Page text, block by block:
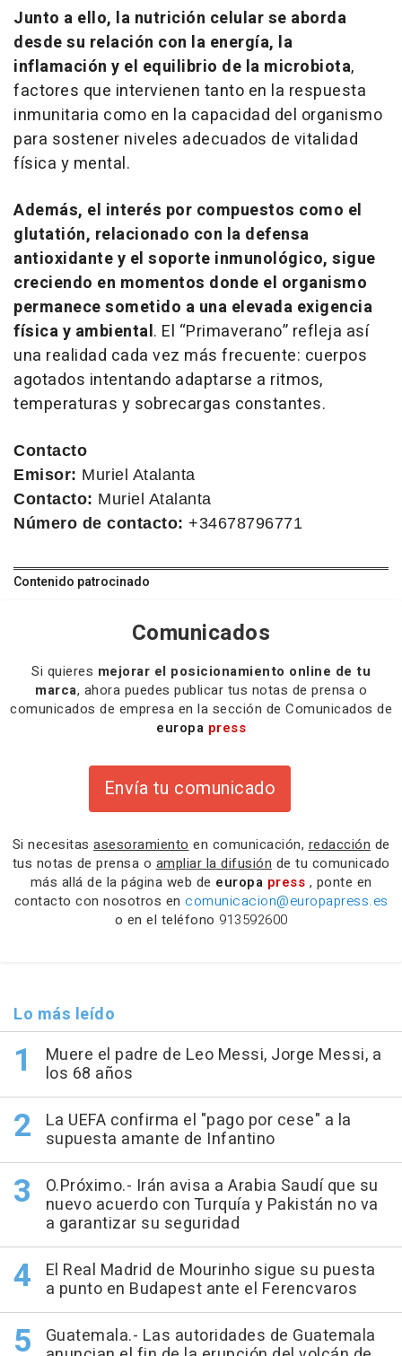
Junto a ello, la nutrición celular se aborda
desde su relación con la energía, la
inflamación y el equilibrio de la microbiota,
factores que intervienen tanto en la respuesta
inmunitaria como en la capacidad del organismo
para sostener niveles adecuados de vitalidad
física y mental.
Además, el interés por compuestos como el
glutatión, relacionado con la defensa
antioxidante y el soporte inmunológico, sigue
creciendo en momentos donde el organismo
permanece sometido a una elevada exigencia
física y ambiental. El “Primaverano” refleja así
una realidad cada vez más frecuente: cuerpos
agotados intentando adaptarse a ritmos,
temperaturas y sobrecargas constantes.
Contacto
Emisor: Muriel Atalanta
Contacto: Muriel Atalanta
Número de contacto: +34678796771
Contenido patrocinado
Comunicados
Si quieres mejorar el posicionamiento online de tu
marca, ahora puedes publicar tus notas de prensa o
comunicados de empresa en la sección de Comunicados de
europa press
Envía tu comunicado
Si necesitas asesoramiento en comunicación, redacción de
tus notas de prensa o ampliar la difusión de tu comunicado
más allá de la página web de europa press , ponte en
contacto con nosotros en comunicacion@europapress.es
o en el teléfono 913592600
Lo más leído
Muere el padre de Leo Messi, Jorge Messi, a
los 68 años
La UEFA confirma el "pago por cese" a la
supuesta amante de Infantino
O.Próximo.- Irán avisa a Arabia Saudí que su
nuevo acuerdo con Turquía y Pakistán no va
a garantizar su seguridad
El Real Madrid de Mourinho sigue su puesta
a punto en Budapest ante el Ferencvaros
Guatemala.- Las autoridades de Guatemala